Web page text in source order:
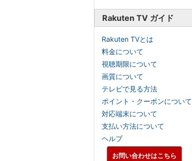
Rakuten TV ガイド
Rakuten TVとは
料金について
視聴期限について
画質について
テレビで見る方法
ポイント・クーポンについて
対応端末について
支払い方法について
ヘルプ
お問い合わせはこちら